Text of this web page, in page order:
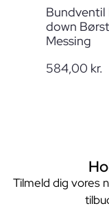
Bundventil
down
Messing
584,00 kr.
Tilmeld dig vores